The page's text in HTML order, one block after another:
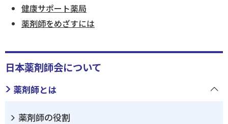
薬剤師を目指す方へ
入会のご案内
健康サポート薬局
薬剤師をめざすには
日本薬剤師会について
薬剤師とは
薬剤師の役割